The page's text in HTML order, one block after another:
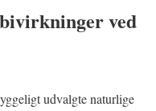
ved
udvalgte naturlige